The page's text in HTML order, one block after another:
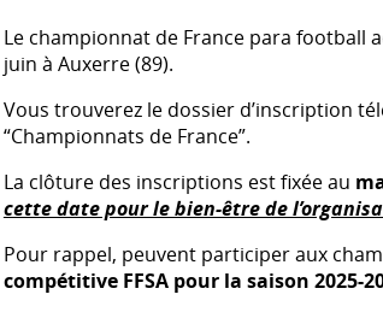
Le championnat de France para football
juin à Auxerre (89).
Vous trouverez le dossier d’inscription
“Championnats de France”.
La clôture des inscriptions est fixée au
cette date pour le bien-être de
Pour rappel, peuvent participer aux
compétitive FFSApour la saison 2025-